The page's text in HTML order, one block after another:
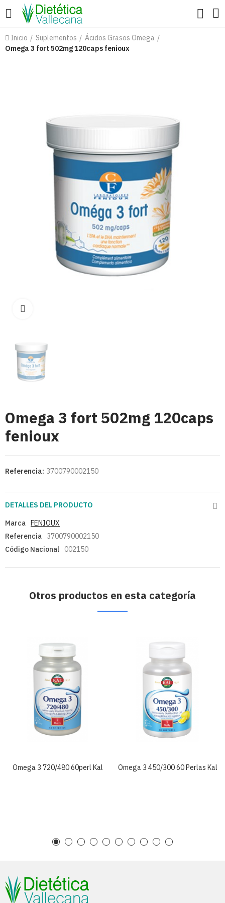
Inicio Suplementos
Ácidos Grasos Omega
Omega 3 fort 502mg 120caps fenioux
Omega 3 fort 502mg 120caps
fenioux
Referencia: 3700790002150
DETALLES DEL PRODUCTO
Marca FENIOUX
Referencia
3700790002150
Código Nacional
002150
Otros productos en esta categoría
Omega 3 720/480 60perl Kal Omega 3 450/300 60 Perlas Kal